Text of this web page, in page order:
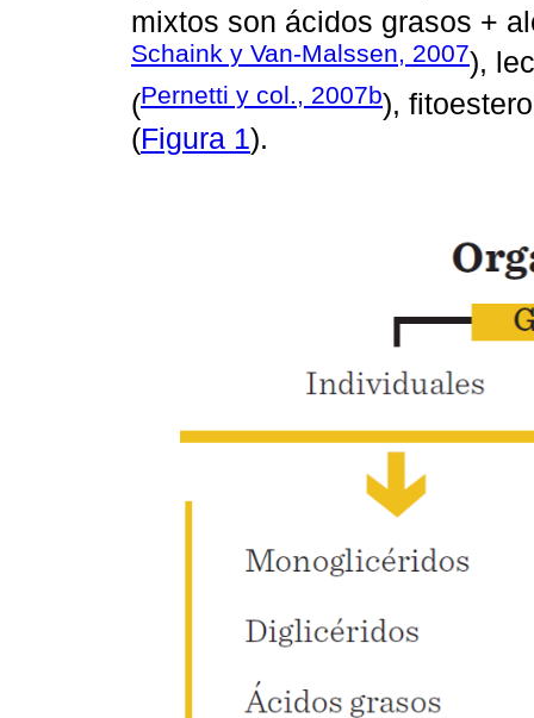
mixtos son ácidos grasos +
Schaink y Van-Malssen, 2007),
(Pernetti y col., 2007b),
(Figura 1).